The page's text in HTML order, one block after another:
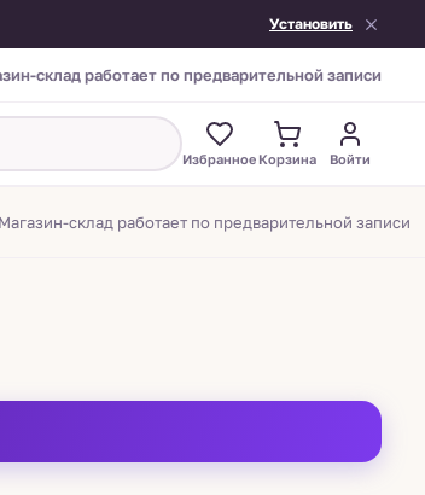
Установить
склад работает по предварительной записи
Избранное Корзина Войти
Магазин-склад работает по предварительной записи